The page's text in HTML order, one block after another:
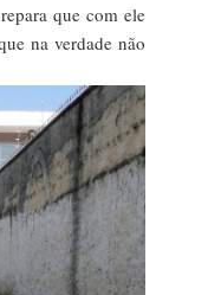
que com ele
na verdade não